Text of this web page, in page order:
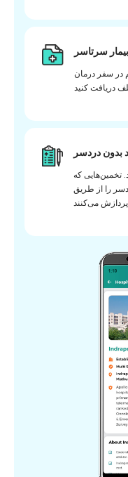
سرتاسر
در سفر درمان
بدون دردسر
تخمین‌هایی که
را از طریق